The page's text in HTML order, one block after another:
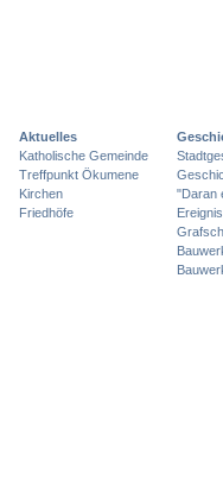
Aktuelles
Katholische Gemeinde
Treffpunkt Ökumene
Kirchen
Friedhöfe
"Daran